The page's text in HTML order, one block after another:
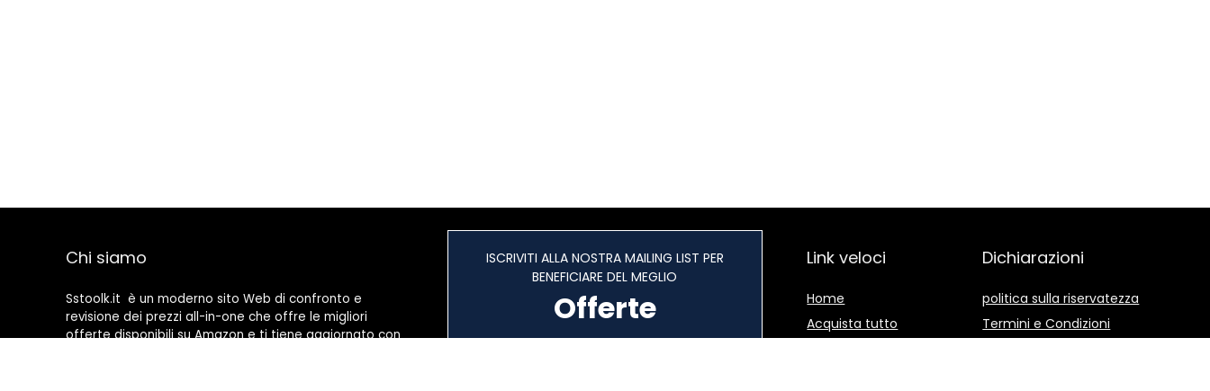
Chi siamo
Sstoolk.it è un moderno sito Web di confronto e
revisione dei prezzi all-in-one che offre le migliori
offerte disponibili su Amazon e ti tiene aggiornato con
ISCRIVITI ALLA NOSTRA MAILING LIST PER
BENEFICIARE DEL MEGLIO
Offerte
Link veloci
Home
Acquista tutto
Dichiarazioni
politica sulla riservatezza
Termini e Condizioni